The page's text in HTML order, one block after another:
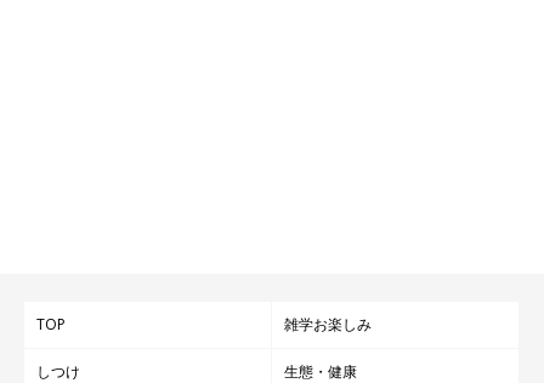
TOP 雑学お楽しみ
しつけ 生態・健康